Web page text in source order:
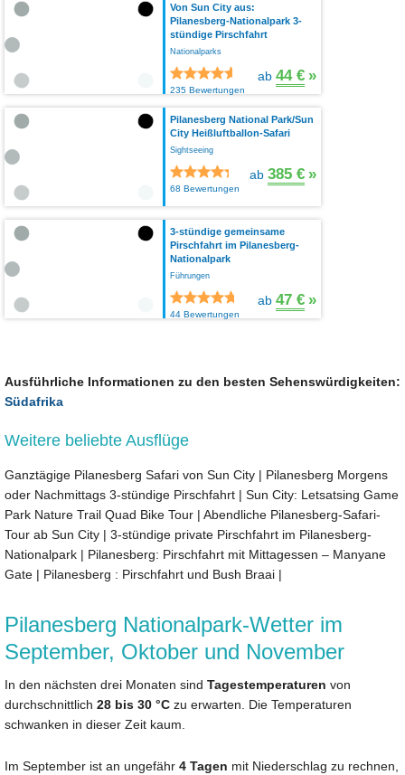
Von Sun City aus:
Pilanesberg-Nationalpark 3-
stündige Pirschfahrt
Nationalparks
235 Bewertungen
ab 44 € »
Pilanesberg National Park/Sun
City Heißluftballon-Safari
Sightseeing
68 Bewertungen
ab 385 € »
3-stündige gemeinsame
Pirschfahrt im Pilanesberg-
Nationalpark
Führungen
44 Bewertungen
ab 47 € »
Ausführliche Informationen zu den besten Sehenswürdigkeiten:
Südafrika
Weitere beliebte Ausflüge
Ganztägige Pilanesberg Safari von Sun City | Pilanesberg Morgens
oder Nachmittags 3-stündige Pirschfahrt | Sun City: Letsatsing Game
Park Nature Trail Quad Bike Tour | Abendliche Pilanesberg-Safari-
Tour ab Sun City | 3-stündige private Pirschfahrt im Pilanesberg-
Nationalpark | Pilanesberg: Pirschfahrt mit Mittagessen – Manyane
Gate | Pilanesberg : Pirschfahrt und Bush Braai |
Pilanesberg Nationalpark-Wetter im
September, Oktober und November
In den nächsten drei Monaten sind Tagestemperaturen von
durchschnittlich 28 bis 30 °C zu erwarten. Die Temperaturen
schwanken in dieser Zeit kaum.
Im September ist an ungefähr 4 Tagen mit Niederschlag zu rechnen,